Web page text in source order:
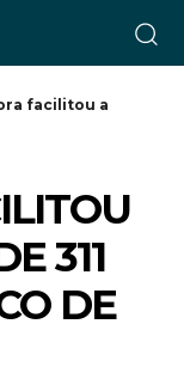
facilitou a
311
DE